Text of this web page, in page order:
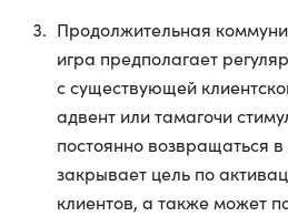
Продолжительная
игра предполагает
с существующей
адвент или тамагочи
постоянно возвращаться
закрывает цель по
клиентов, а также может